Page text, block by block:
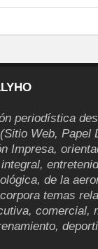
periodística
Web, Papel
Impresa,
de la
temas
comercial,